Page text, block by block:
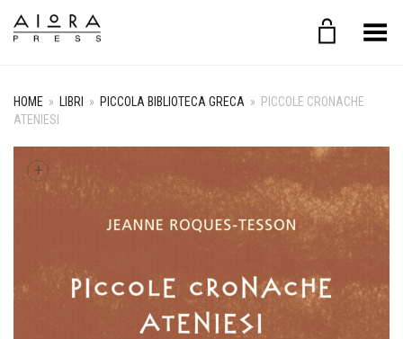
Toggle Menu
HOME » LIBRI » PICCOLA BIBLIOTECA GRECA » PICCOLE CRONACHE
ATENIESI
+